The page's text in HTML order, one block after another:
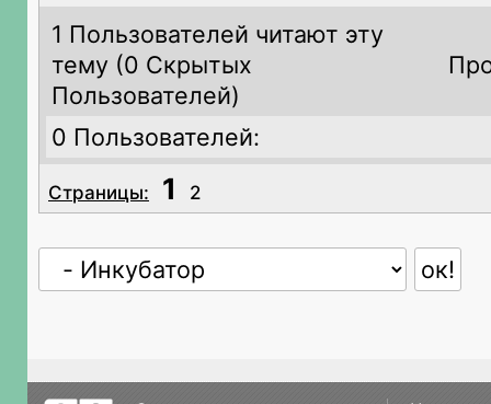
1 Пользователей читают эту
тему (0 Скрытых
Пользователей)
0 Пользователей:
Страницы: 1 2